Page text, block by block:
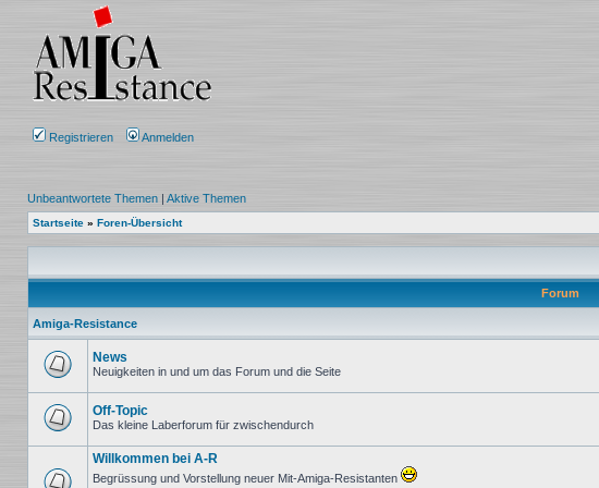
Registrieren Anmelden
Unbeantwortete Themen | Aktive Themen
Startseite » Foren-Übersicht
Forum
Amiga-Resistance
ungelesenen
Beiträge
News
Neuigkeiten in und um das Forum und die Seite
ungelesenen
Beiträge
Off-Topic
Das kleine Laberforum für zwischendurch
Willkommen bei A-R
Begrüssung und Vorstellung neuer Mit-Amiga-Resistanten